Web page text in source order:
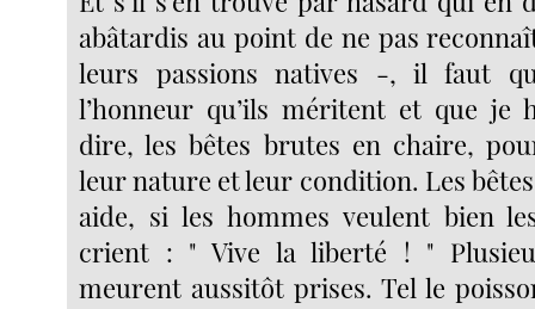
abâtardis au point de ne pas
leurs passions natives -, il faut
l’honneur qu’ils méritent et que je
dire, les bêtes brutes en chaire,
leur nature et leur condition. Les
aide, si les hommes veulent bien
crient : " Vive la liberté ! "
meurent aussitôt prises. Tel le